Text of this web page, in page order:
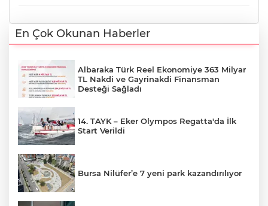
En Çok Okunan Haberler
Albaraka Türk Reel Ekonomiye 363 Milyar
TL Nakdi ve Gayrinakdi Finansman
Desteği Sağladı
14. TAYK – Eker Olympos Regatta'da İlk
Start Verildi
Bursa Nilüfer’e 7 yeni park kazandırılıyor